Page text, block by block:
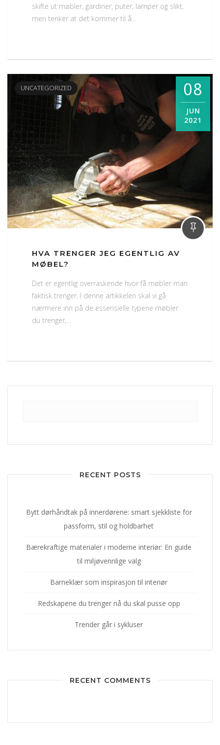
skifte ut møbler, gardiner, puter, lamper og slikt,
men tenker at det kommer til å…
UNCATEGORIZED 08
JUN
2021
HVA TRENGER JEG EGENTLIG AV
MØBEL?
Det er egentlig overraskende hvor få møbler man
faktisk trenger. I denne artikkelen skal vi gå
nærmere inn på de essensielle typene møbler
du trenger,…
RECENT POSTS
Bytt dørhåndtak på innerdørene: smart sjekkliste for
passform, stil og holdbarhet
Bærekraftige materialer i moderne interiør: En guide
til miljøvennlige valg
Barneklær som inspirasjon til interiør
Redskapene du trenger nå du skal pusse opp
Trender går i sykluser
RECENT COMMENTS